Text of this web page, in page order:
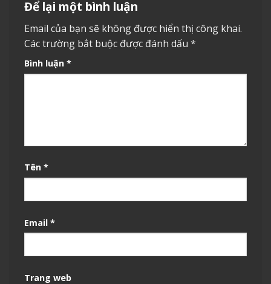
Để lại một bình luận
Email của bạn sẽ không được hiển thị công khai.
Các trường bắt buộc được đánh dấu *
Bình luận *
Tên *
Email *
Trang web